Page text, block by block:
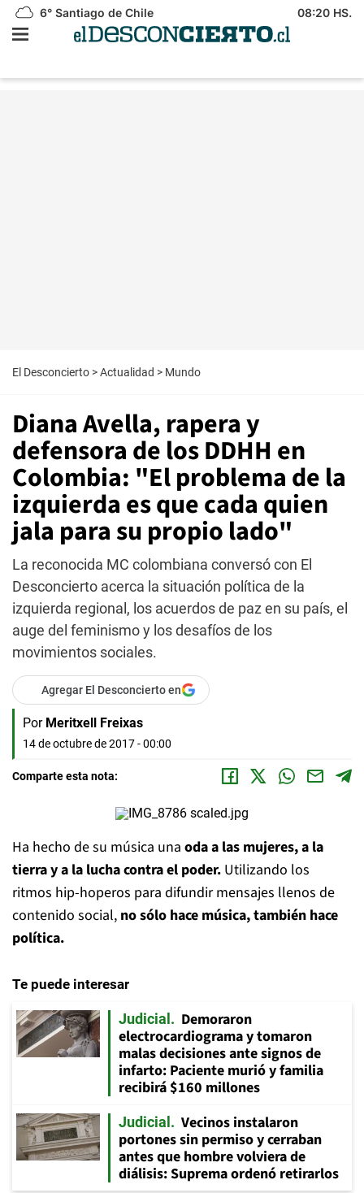
6° Santiago de Chile 08:20 HS.
El Desconcierto >Actualidad > Mundo
Diana Avella, rapera y
defensora de los DDHH en
Colombia: "El problema de la
izquierda es que cada quien
jala para su propio lado"
La reconocida MC colombiana conversó con El
Desconcierto acerca la situación política de la
izquierda regional, los acuerdos de paz en su país, el
auge del feminismo y los desafíos de los
movimientos sociales.
Agregar El Desconcierto en
Por Meritxell Freixas
14 de octubre de 2017 - 00:00
Comparte esta nota:
Ha hecho de su música una oda a las mujeres, a la
tierra y a la lucha contra el poder. Utilizando los
ritmos hip-hoperos para difundir mensajes llenos de
contenido social, no sólo hace música, también hace
política.
Te puede interesar
Judicial
Demoraron
electrocardiograma y tomaron
malas decisiones ante signos de
infarto: Paciente murió y familia
recibirá $160 millones
Judicial
Vecinos instalaron
portones sin permiso y cerraban
antes que hombre volviera de
diálisis: Suprema ordenó retirarlos